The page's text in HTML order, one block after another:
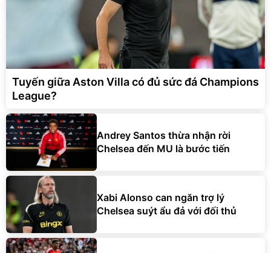
Tuyến giữa Aston Villa có đủ sức đá Champions
League?
Andrey Santos thừa nhận rời
Chelsea đến MU là bước tiến
Xabi Alonso can ngăn trợ lý
Chelsea suýt ẩu đả với đối thủ